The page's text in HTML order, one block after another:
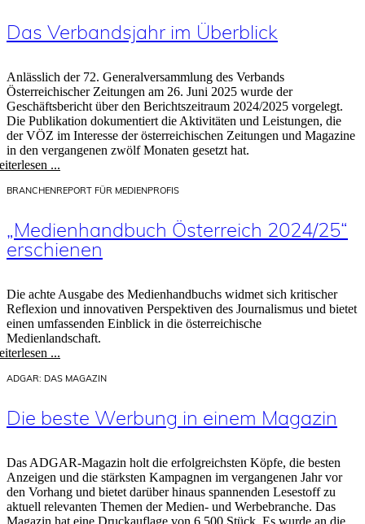
Das Verbandsjahr im Überblick
Anlässlich der 72. Generalversammlung des Verbands
Österreichischer Zeitungen am 26. Juni 2025 wurde der
Geschäftsbericht über den Berichtszeitraum 2024/2025 vorgelegt.
Die Publikation dokumentiert die Aktivitäten und Leistungen, die
der VÖZ im Interesse der österreichischen Zeitungen und Magazine
in den vergangenen zwölf Monaten gesetzt hat.
...
BRANCHENREPORT FÜR MEDIENPROFIS
„Medienhandbuch Österreich 2024/25“
erschienen
Die achte Ausgabe des Medienhandbuchs widmet sich kritischer
Reflexion und innovativen Perspektiven des Journalismus und bietet
einen umfassenden Einblick in die österreichische
Medienlandschaft.
...
ADGAR: DAS MAGAZIN
Die beste Werbung in einem Magazin
Das ADGAR-Magazin holt die erfolgreichsten Köpfe, die besten
Anzeigen und die stärksten Kampagnen im vergangenen Jahr vor
den Vorhang und bietet darüber hinaus spannenden Lesestoff zu
aktuell relevanten Themen der Medien- und Werbebranche. Das
Magazin hat eine Druckauflage von 6.500 Stück. Es wurde an die